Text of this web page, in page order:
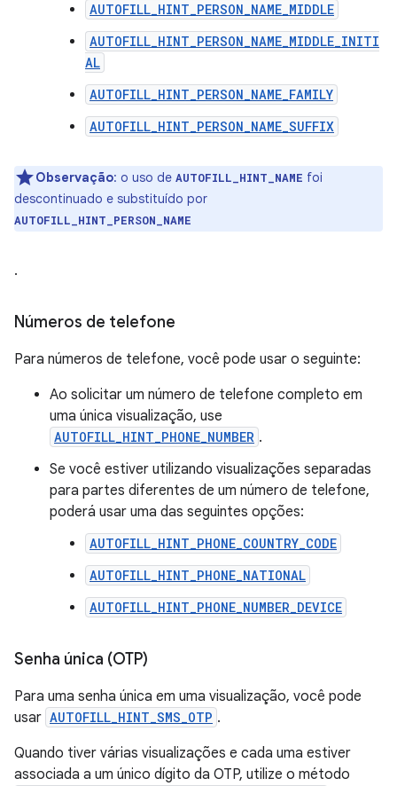
AUTOFILL_HINT_PERSON_NAME_MIDDLE
AUTOFILL_HINT_PERSON_NAME_MIDDLE_INITI
AL
AUTOFILL_HINT_PERSON_NAME_FAMILY
AUTOFILL_HINT_PERSON_NAME_SUFFIX
Observação: o uso de AUTOFILL_HINT_NAME foi
descontinuado e substituído por
AUTOFILL_HINT_PERSON_NAME
.
Números de telefone
Para números de telefone, você pode usar o seguinte:
Ao solicitar um número de telefone completo em
uma única visualização, use
AUTOFILL_HINT_PHONE_NUMBER .
Se você estiver utilizando visualizações separadas
para partes diferentes de um número de telefone,
poderá usar uma das seguintes opções:
AUTOFILL_HINT_PHONE_COUNTRY_CODE
AUTOFILL_HINT_PHONE_NATIONAL
AUTOFILL_HINT_PHONE_NUMBER_DEVICE
Senha única (OTP)
Para uma senha única em uma visualização, você pode
usar AUTOFILL_HINT_SMS_OTP .
Quando tiver várias visualizações e cada uma estiver
associada a um único dígito da OTP, utilize o método